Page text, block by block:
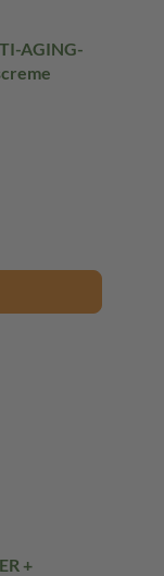
AGING-
+